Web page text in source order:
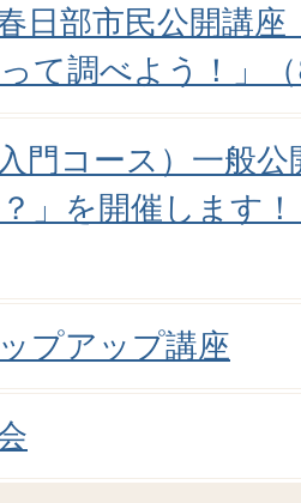
日部市民公開講
て調べよう！」
門コース）一般
」を開催します
プアップ講座